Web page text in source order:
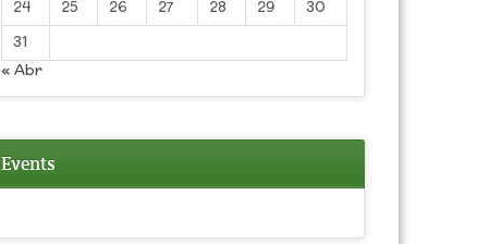
24
25 26 27 28 29
30
31
« Abr
Events